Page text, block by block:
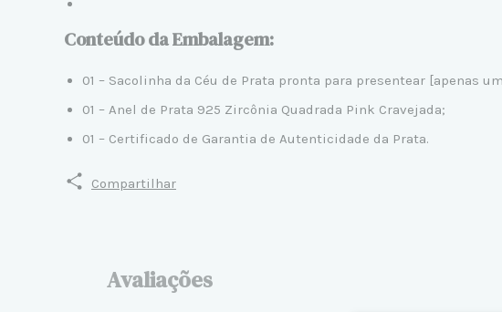
Conteúdo da Embalagem:
01 – Sacolinha da Céu de Prata pronta para presentear [apenas
01 – Anel de Prata 925 Zircônia Quadrada Pink Cravejada;
01 – Certificado de Garantia de Autenticidade da Prata.
Compartilhar
Avaliações